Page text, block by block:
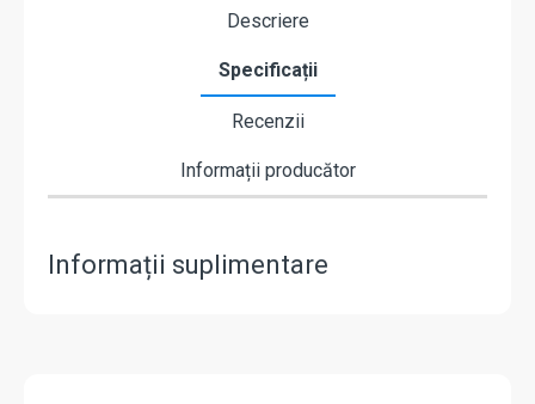
Descriere
Specificații
Recenzii
Informații producător
Informații suplimentare